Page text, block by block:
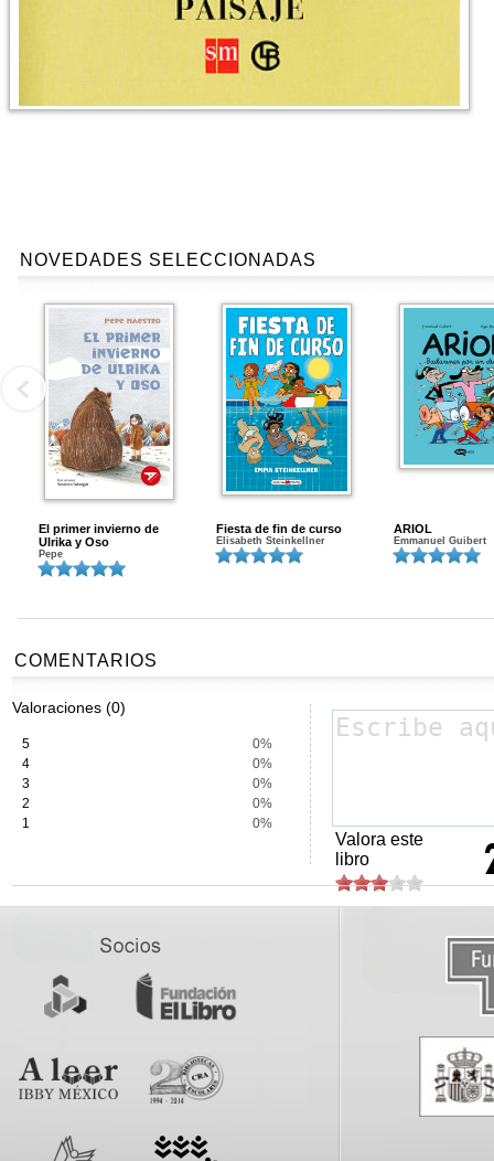
NOVEDADES SELECCIONADAS
El primer invierno de
Ulrika y Oso
Pepe
Fiesta de fin de curso
Elisabeth Steinkellner
ARIOL
Emmanuel Guibert
COMENTARIOS
Valoraciones (0)
5
0%
4
0%
3
0%
2
0%
1
0%
Valora este
libro